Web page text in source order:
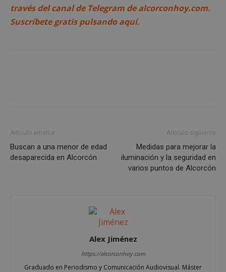
través del canal de Telegram de alcorconhoy.com.
Suscríbete gratis pulsando aquí.
Artículo anterior
Buscan a una menor de edad
desaparecida en Alcorcón
Artículo siguiente
Medidas para mejorar la
iluminación y la seguridad en
varios puntos de Alcorcón
Alex Jiménez
https://alcorconhoy.com
Graduado en Periodismo y Comunicación Audiovisual. Máster
Las cookies estrictamente necesarias permiten la
funcionalidad principal del sitio web, como el
inicio de sesión de usuario y la gestión de cuentas.